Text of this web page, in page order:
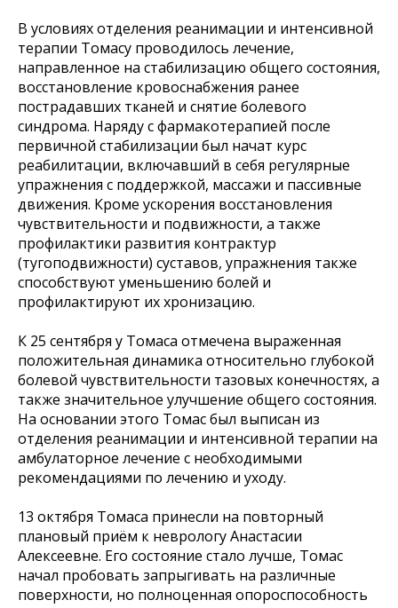
В условиях отделения реанимации и интенсивной
терапии Томасу проводилось лечение,
направленное на стабилизацию общего состояния,
восстановление кровоснабжения ранее
пострадавших тканей и снятие болевого
синдрома. Наряду с фармакотерапией после
первичной стабилизации был начат курс
реабилитации, включавший в себя регулярные
упражнения с поддержкой, массажи и пассивные
движения. Кроме ускорения восстановления
чувствительности и подвижности, а также
профилактики развития контрактур
(тугоподвижности) суставов, упражнения также
способствуют уменьшению болей и
профилактируют их хронизацию.
К 25 сентября у Томаса отмечена выраженная
положительная динамика относительно глубокой
болевой чувствительности тазовых конечностях, а
также значительное улучшение общего состояния.
На основании этого Томас был выписан из
отделения реанимации и интенсивной терапии на
амбулаторное лечение с необходимыми
рекомендациями по лечению и уходу.
13 октября Томаса принесли на повторный
плановый приём к неврологу Анастасии
Алексеевне. Его состояние стало лучше, Томас
начал пробовать запрыгивать на различные
поверхности, но полноценная опороспособность